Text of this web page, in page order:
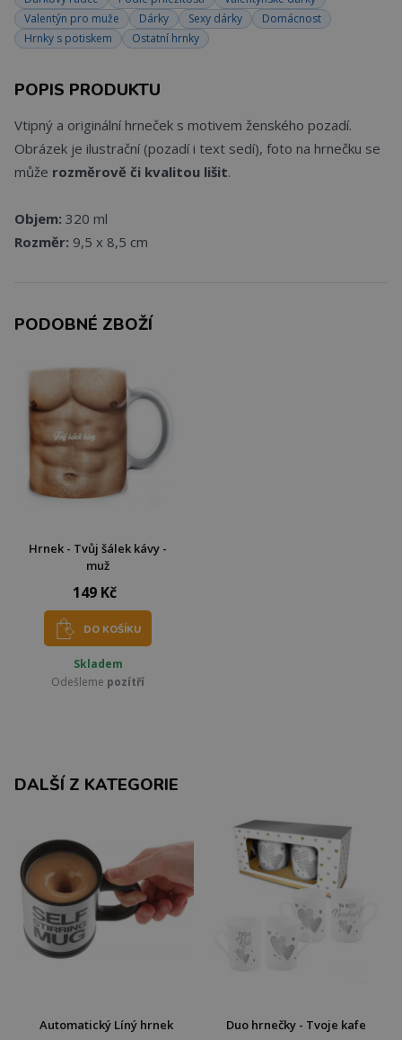
Valentýn pro muže
Dárky Sexy dárky
Domácnost
Hrnky s potiskem
Ostatní hrnky
POPIS PRODUKTU
Vtipný a originální hrneček s motivem ženského pozadí.
Obrázek je ilustrační (pozadí i text sedí), foto na hrnečku se
může rozměrově či kvalitou lišit.
Objem: 320 ml
Rozměr: 9,5 x 8,5 cm
PODOBNÉ ZBOŽÍ
Hrnek - Tvůj šálek kávy -
muž
149 Kč
DO KOŠÍKU
Skladem
Odešleme pozítří
DALŠÍ Z KATEGORIE
Automatický Líný hrnek Duo hrnečky - Tvoje kafe